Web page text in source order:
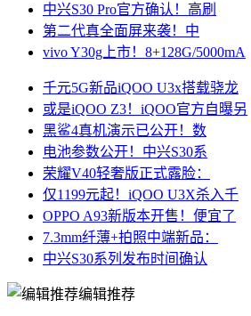
中兴S30 Pro官方确认！高刷
第二代真全面屏来袭！中
vivo Y30g上市！8+128G/5000mA
千元5G新品iQOO U3x搭载骁龙
或是iQOO Z3！iQOO官方自曝另
黑鲨4真机演示已公开！数
电池参数公开！中兴S30系
荣耀V40轻奢版正式露脸：
仅1199元起！iQOO U3X杀入千
OPPO A93新版本开售！便宜了
7.3mm纤薄+拍照中端新品：
中兴S30系列发布时间确认
编辑推荐